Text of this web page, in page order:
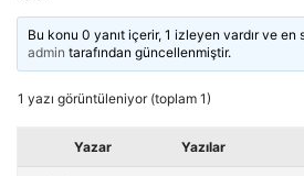
Bu konu 0 yanıt içerir, 1 izleyen vardır ve en
admin tarafından güncellenmiştir.
1 yazı görüntüleniyor (toplam 1)
Yazar Yazılar